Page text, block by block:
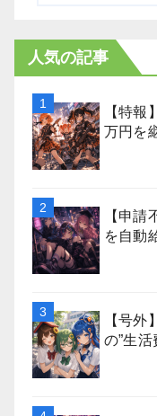
人気の記事
【特
万円を
【申請
を自動
【号外
の”生活